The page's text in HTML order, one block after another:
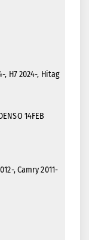
, H7 2024-, Hitag
14FEB
, Camry 2011-